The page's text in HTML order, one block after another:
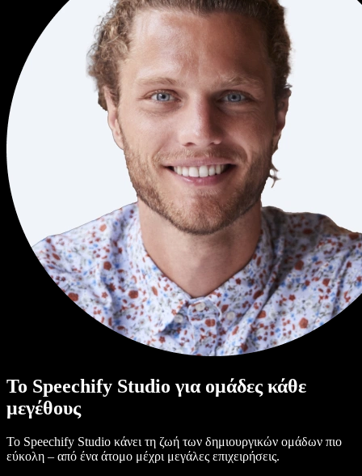
Το Speechify Studio για ομάδες κάθε
μεγέθους
Το Speechify Studio κάνει τη ζωή των δημιουργικών ομάδων πιο
εύκολη – από ένα άτομο μέχρι μεγάλες επιχειρήσεις.